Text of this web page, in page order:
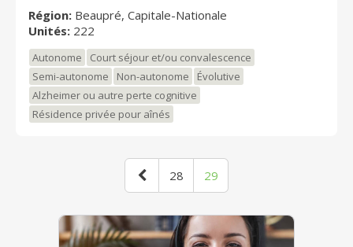
Région: Beaupré, Capitale-Nationale
Unités: 222
Autonome
Court séjour et/ou convalescence
Semi-autonome
Non-autonome
Évolutive
Alzheimer ou autre perte cognitive
Résidence privée pour aînés
28 29